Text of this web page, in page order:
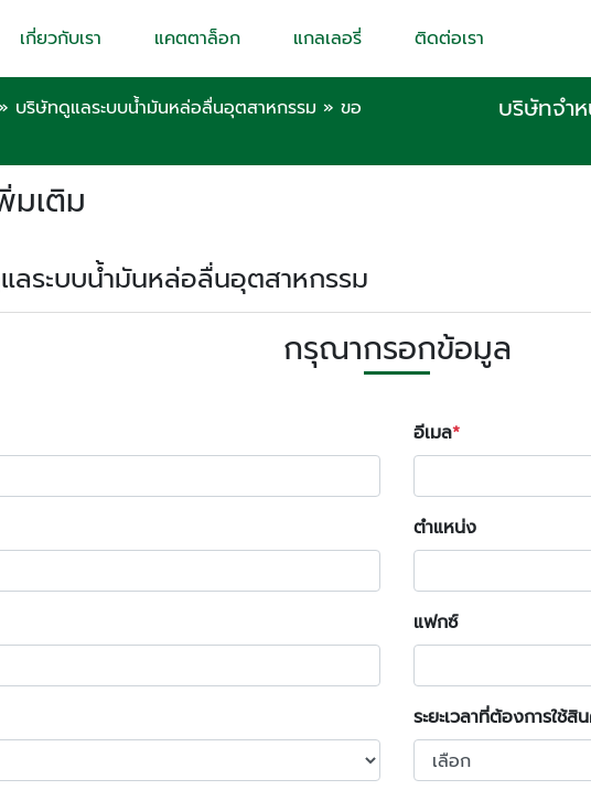
เกี่ยวกับเรา แคตตาล็อก แกลเลอรี่ ติดต่อเรา
» บริษัทดูแลระบบน้ำมันหล่อลื่นอุตสาหกรรม » ขอ
บริษัทจำ
มเติม
ระบบน้ำมันหล่อลื่นอุตสาหกรรม
กรุณากรอกข้อมูล
อีเมล
ตำแหน่ง
แฟกซ์
ระยะเวลาที่ต้องการใช้สิ